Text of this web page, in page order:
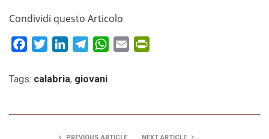
Condividi questo Articolo
FacebookTwitterLinkedInTelegramWhatsApp
Email
Tags: calabria, giovani
PREVIOUS ARTICLE NEXT ARTICLE